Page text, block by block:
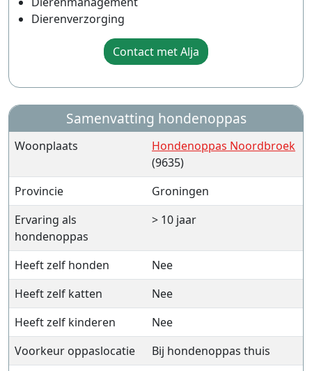
Dierenverzorging
Contact met Alja
Samenvatting hondenoppas
Woonplaats
Hondenoppas Noordbroek
(9635)
Provincie
Groningen
Ervaring als
hondenoppas
> 10 jaar
Heeft zelf honden
Nee
Heeft zelf katten
Nee
Heeft zelf kinderen
Nee
Voorkeur oppaslocatie
Bij hondenoppas thuis